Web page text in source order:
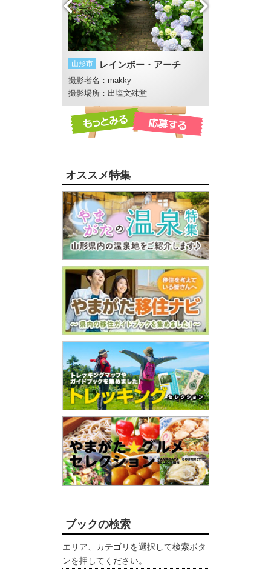
山形市 レインボー・アーチ
撮影者名：makky
撮影場所：出塩文殊堂
オススメ特集
ブックの検索
エリア、カテゴリを選択して検索ボタ
ンを押してください。